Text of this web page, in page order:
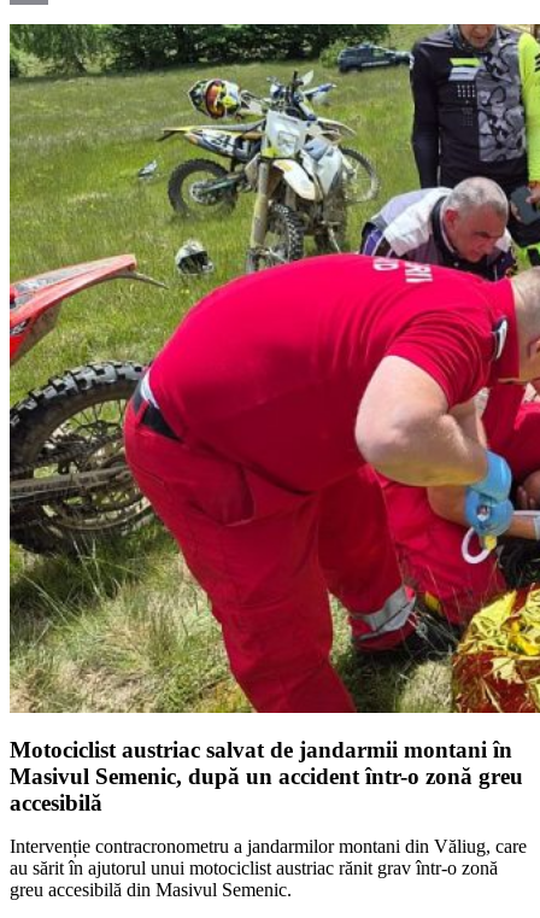
Email
Motociclist austriac salvat de jandarmii montani în
Masivul Semenic, după un accident într-o zonă greu
accesibilă
Intervenție contracronometru a jandarmilor montani din Văliug, care
au sărit în ajutorul unui motociclist austriac rănit grav într-o zonă
greu accesibilă din Masivul Semenic.